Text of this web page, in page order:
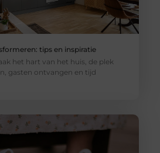
tips en inspiratie
het hart van het huis, de plek
gasten ontvangen en tijd